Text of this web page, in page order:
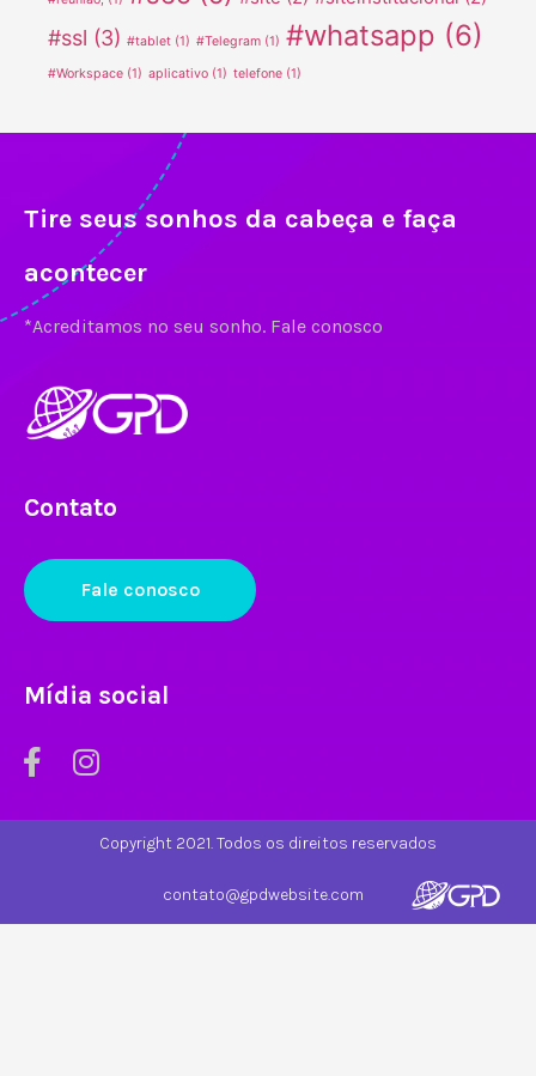
#ssl (3) #tablet (1) #Telegram (1) #whatsapp (6)
#Workspace (1) aplicativo (1) telefone (1)
Tire seus sonhos da cabeça e faça
acontecer
*Acreditamos no seu sonho. Fale conosco
Contato
Fale conosco
Mídia social
Copyright 2021. Todos os direitos reservados
contato@gpdwebsite.com